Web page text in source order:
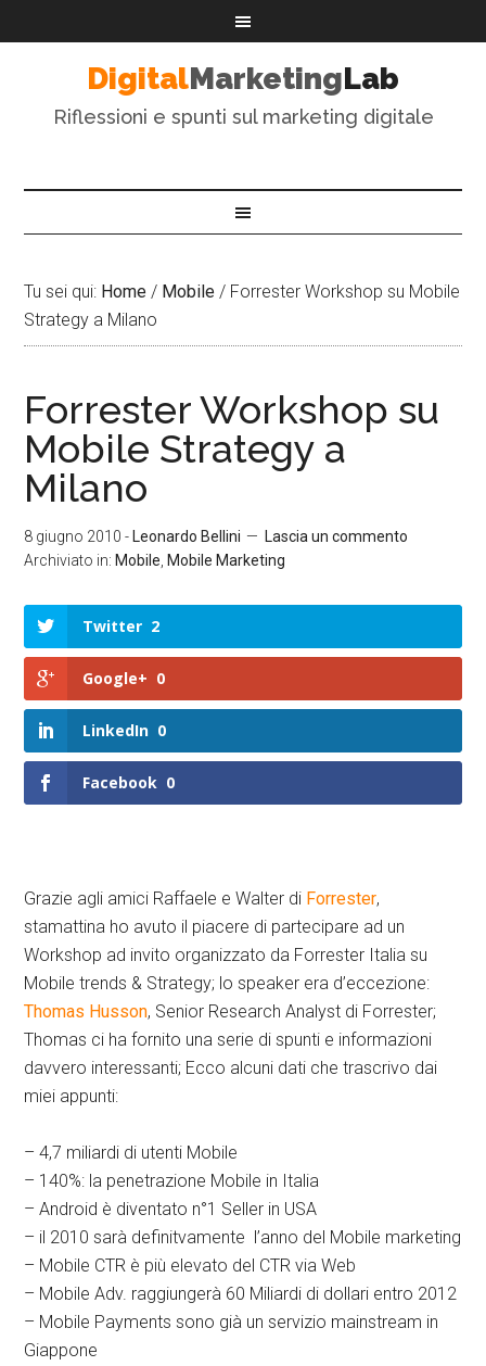
DigitalMarketingLab
Riflessioni e spunti sul marketing digitale
Tu sei qui: Home / Mobile / Forrester Workshop su Mobile
Strategy a Milano
Forrester Workshop su
Mobile Strategy a
Milano
8 giugno 2010 - Leonardo Bellini
Lascia un commento
Archiviato in: Mobile Mobile Marketing
Twitter 2
Google+ 0
LinkedIn 0
Facebook 0
Grazie agli amici Raffaele e Walter di Forrester,
stamattina ho avuto il piacere di partecipare ad un
Workshop ad invito organizzato da Forrester Italia su
Mobile trends & Strategy; lo speaker era d’eccezione:
Thomas Husson, Senior Research Analyst di Forrester;
Thomas ci ha fornito una serie di spunti e informazioni
davvero interessanti; Ecco alcuni dati che trascrivo dai
miei appunti:
– 4,7 miliardi di utenti Mobile
– 140%: la penetrazione Mobile in Italia
– Android è diventato n°1 Seller in USA
– il 2010 sarà definitvamente l’anno del Mobile marketing
– Mobile CTR è più elevato del CTR via Web
– Mobile Adv. raggiungerà 60 Miliardi di dollari entro 2012
– Mobile Payments sono già un servizio mainstream in
Giappone